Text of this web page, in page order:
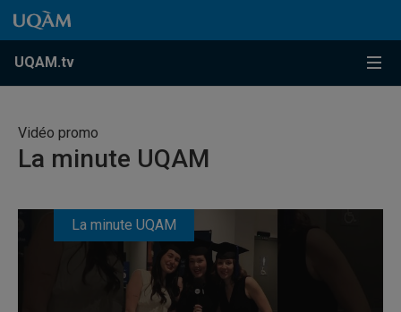
Accéder au contenu
Accéder au menu principal
Accéder à la recherche
Accéder au contenu
Accéder au menu principal
UQAM.tv
Vidéo promo
La minute UQAM
La minute UQAM